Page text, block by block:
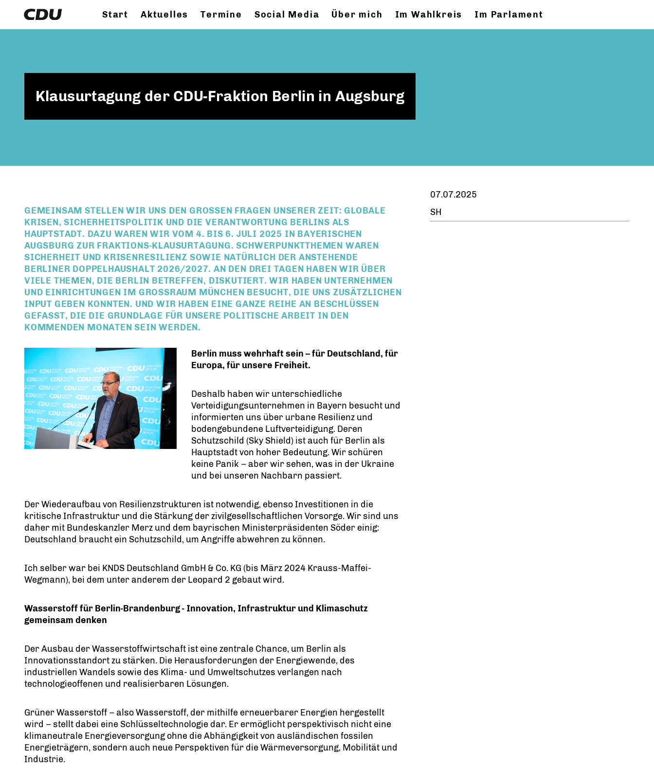
Start Aktuelles Termine Social Media Über mich Im Wahlkreis Im Parlament
Klausurtagung der CDU-Fraktion Berlin in Augsburg
GEMEINSAM STELLEN WIR UNS DEN GROSSEN FRAGEN UNSERER ZEIT: GLOBALE K
RISEN, SICHERHEITSPOLITIK UND DIE VERANTWORTUNG BERLINS ALS H
AUPTSTADT. DAZU WAREN WIR VOM 4. BIS 6. JULI 2025 IN BAYERISCHEN A
UGSBURG ZUR FRAKTIONS-KLAUSURTAGUNG. SCHWERPUNKTTHEMEN WAREN S
ICHERHEIT UND KRISENRESILIENZ SOWIE NATÜRLICH DER ANSTEHENDE B
ERLINER DOPPELHAUSHALT 2026/2027. AN DEN DREI TAGEN HABEN WIR ÜBER V
IELE THEMEN, DIE BERLIN BETREFFEN, DISKUTIERT. WIR HABEN UNTERNEHMEN U
ND EINRICHTUNGEN IM GROSSRAUM MÜNCHEN BESUCHT, DIE UNS ZUSÄTZLICHEN IN
PUT GEBEN KONNTEN. UND WIR HABEN EINE GANZE REIHE AN BESCHLÜSSEN GE
FASST, DIE DIE GRUNDLAGE FÜR UNSERE POLITISCHE ARBEIT IN DEN KO
MMENDEN MONATEN SEIN WERDEN.
Berlin muss wehrhaft sein – für Deutschland, für
Europa, für unsere Freiheit.
Deshalb haben wir unterschiedliche
Verteidigungsunternehmen in Bayern besucht und
informierten uns über urbane Resilienz und
bodengebundene Luftverteidigung. Deren
Schutzschild (Sky Shield) ist auch für Berlin als
Hauptstadt von hoher Bedeutung. Wir schüren
keine Panik – aber wir sehen, was in der Ukraine
und bei unseren Nachbarn passiert.
Der Wiederaufbau von Resilienzstrukturen ist notwendig, ebenso Investitionen in die
kritische Infrastruktur und die Stärkung der zivilgesellschaftlichen Vorsorge. Wir sind uns
daher mit Bundeskanzler Merz und dem bayrischen Ministerpräsidenten Söder einig:
Deutschland braucht ein Schutzschild, um Angriffe abwehren zu können.
Ich selber war bei KNDS Deutschland GmbH & Co. KG (bis März 2024 Krauss-Maffei-
Wegmann), bei dem unter anderem der Leopard 2 gebaut wird.
Wasserstoff für Berlin-Brandenburg - Innovation, Infrastruktur und Klimaschutz
gemeinsam denken
Der Ausbau der Wasserstoffwirtschaft ist eine zentrale Chance, um Berlin als
Innovationsstandort zu stärken. Die Herausforderungen der Energiewende, des
industriellen Wandels sowie des Klima- und Umweltschutzes verlangen nach
technologieoffenen und realisierbaren Lösungen.
Grüner Wasserstoff – also Wasserstoff, der mithilfe erneuerbarer Energien hergestellt
wird – stellt dabei eine Schlüsseltechnologie dar. Er ermöglicht perspektivisch nicht eine
klimaneutrale Energieversorgung ohne die Abhängigkeit von ausländischen fossilen
Energieträgern, sondern auch neue Perspektiven für die Wärmeversorgung, Mobilität und
Industrie.
07.07.2025
SH